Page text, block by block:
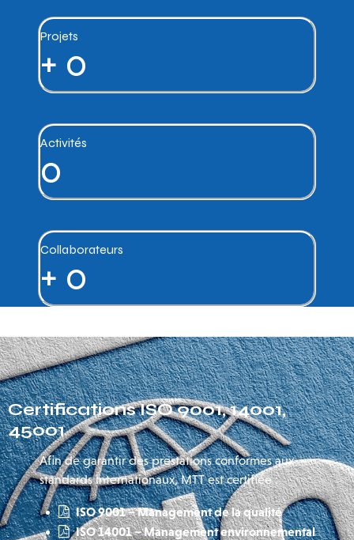
Projets
+ 0
Activités
0
Collaborateurs
+ 0
Certifications ISO 9001, 14001,
45001
Afin de garantir des prestations conformes aux
standards internationaux, MTT est certifiée :
ISO 9001 – Management de la qualité
ISO 14001 – Management environnemental